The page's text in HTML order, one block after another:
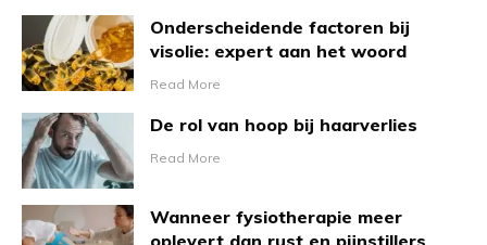
Onderscheidende factoren bij
visolie: expert aan het woord
​Read More
De rol van hoop bij haarverlies
​Read More
Wanneer fysiotherapie meer